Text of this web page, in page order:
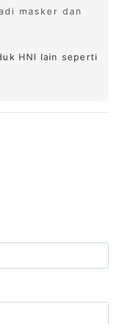
masker dan
HNI lain seperti